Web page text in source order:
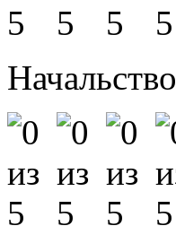
Начальство